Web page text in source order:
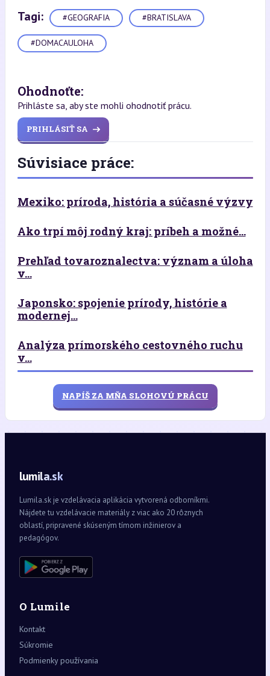
Tagi: #GEOGRAFIA #BRATISLAVA
#DOMACAULOHA
Ohodnoťte:
Prihláste sa, aby ste mohli ohodnotiť prácu.
PRIHLÁSIŤ SA
Súvisiace práce:
Mexiko: príroda, história a súčasné výzvy
Ako trpí môj rodný kraj: príbeh a možné...
Prehľad tovaroznalectva: význam a úloha
v...
Japonsko: spojenie prírody, histórie a
modernej...
Analýza prímorského cestovného ruchu
v...
NAPÍŠ ZA MŇA SLOHOVÚ PRÁCU
lumila.sk
Lumila.sk je vzdelávacia aplikácia vytvorená odborníkmi.
Nájdete tu vzdelávacie materiály z viac ako 20 rôznych
oblastí, pripravené skúseným tímom inžinierov a
pedagógov.
O Lumile
Kontakt
Súkromie
Podmienky používania